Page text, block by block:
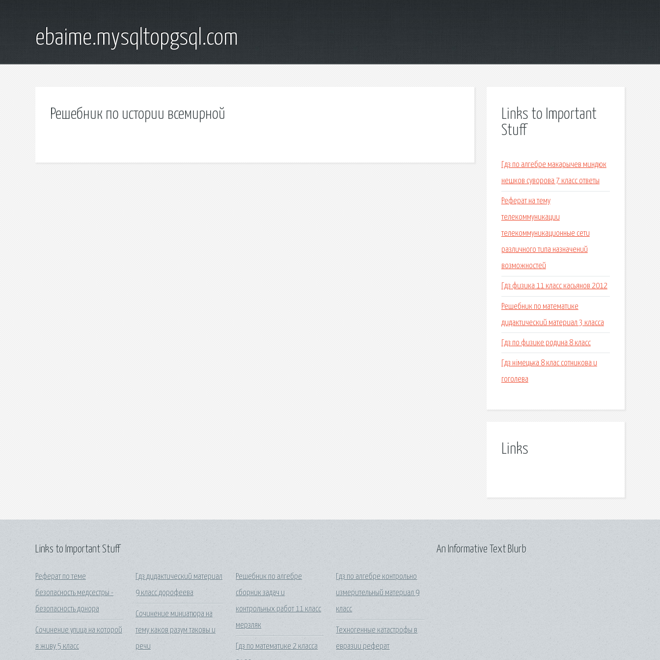
ebaime.mysqltopgsql.com
Решебник по истории всемирной
Links to Important
Stuff
Гдз по алгебре макарычев миндюк
нешков суворова 7 класс ответы
Реферат на тему
телекоммуникации
телекоммуникационные сети
различного типа назначений
возможностей
Гдз физика 11 класс касьянов 2012
Решебник по математике
дидактический материал 3 класса
Гдз по физике родина 8 класс
Гдз німецька 8 клас сотникова и
гоголева
Links
Links to Important Stuff
Реферат по теме
безопасность медсестры -
безопасность донора
Сочинение улица на которой
я живу 5 класс
Гдз дидактический материал
9 класс дорофеева
Сочинение миниатюра на
тему каков разум таковы и
речи
Решебник по алгебре
сборник задач и
контрольных работ 11 класс
мерзляк
Гдз по математике 2 класса
Гдз по алгебре контрольно
измерительный материал 9
класс
Техногенные катастрофы в
евразии реферат
An Informative Text Blurb